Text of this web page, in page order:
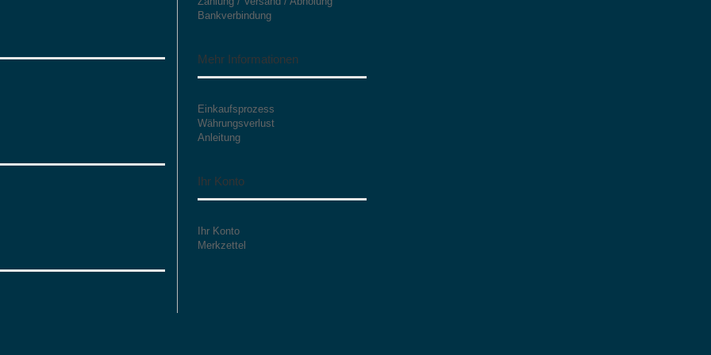
Bankverbindung
Mehr Informationen
Einkaufsprozess
Währungsverlust
Anleitung
Ihr Konto
Ihr Konto
Merkzettel